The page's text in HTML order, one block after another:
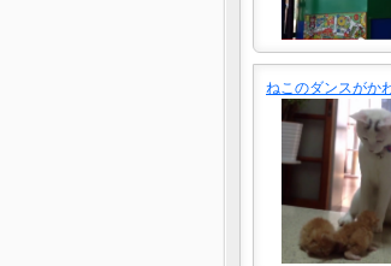
ねこのダンスがか